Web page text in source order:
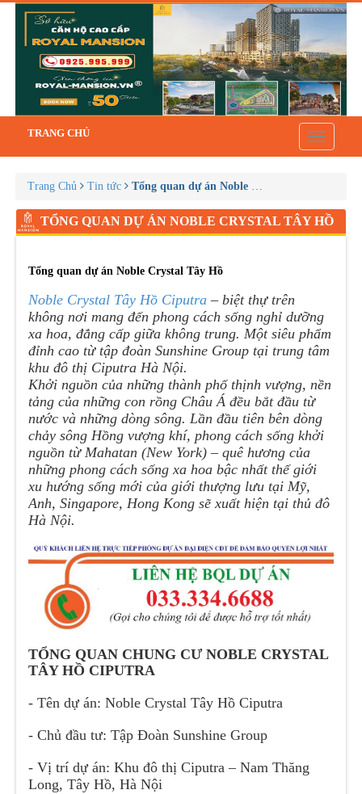
Toggle
TRANG CHỦ
Trang Chủ Tin tức Tổng quan dự án Noble Crystal Tây Hồ
TỔNG QUAN DỰ ÁN NOBLE CRYSTAL TÂY HỒ
Tổng quan dự án Noble Crystal Tây Hồ
Noble Crystal Tây Hồ Ciputra – biệt thự trên
không nơi mang đến phong cách sống nghỉ dưỡng
xa hoa, đẳng cấp giữa không trung. Một siêu phẩm
đỉnh cao từ tập đoàn Sunshine Group tại trung tâm
khu đô thị Ciputra Hà Nội.
Khởi nguồn của những thành phố thịnh vượng, nền
tảng của những con rồng Châu Á đều bắt đầu từ
nước và những dòng sông. Lần đầu tiên bên dòng
chảy sông Hồng vượng khí, phong cách sống khởi
nguồn từ Mahatan (New York) – quê hương của
những phong cách sống xa hoa bậc nhất thế giới
xu hướng sống mới của giới thượng lưu tại Mỹ,
Anh, Singapore, Hong Kong sẽ xuất hiện tại thủ đô
Hà Nội.
TỔNG QUAN CHUNG CƯ NOBLE CRYSTAL
TÂY HỒ CIPUTRA
- Tên dự án: Noble Crystal Tây Hồ Ciputra
- Chủ đầu tư: Tập Đoàn Sunshine Group
- Vị trí dự án: Khu đô thị Ciputra – Nam Thăng
Long, Tây Hồ, Hà Nội